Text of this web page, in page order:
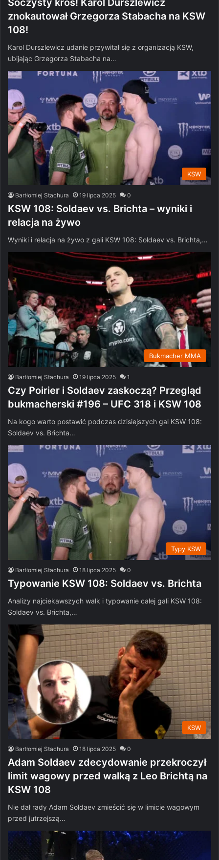
znokautował Grzegorza Stabacha na KSW
108!
Karol Durszlewicz udanie przywitał się z organizacją KSW,
ubijając Grzegorza Stabacha na…
KSW
Bartłomiej Stachura 19 lipca 2025 0
KSW 108: Soldaev vs. Brichta – wyniki i
relacja na żywo
Wyniki i relacja na żywo z gali KSW 108: Soldaev vs. Brichta,…
Bukmacher MMA
Bartłomiej Stachura 19 lipca 2025 1
Czy Poirier i Soldaev zaskoczą? Przegląd
bukmacherski #196 – UFC 318 i KSW 108
Na kogo warto postawić podczas dzisiejszych gal KSW 108:
Soldaev vs. Brichta…
Typy KSW
Bartłomiej Stachura 18 lipca 2025 0
Typowanie KSW 108: Soldaev vs. Brichta
Analizy najciekawszych walk i typowanie całej gali KSW 108:
Soldaev vs. Brichta,…
KSW
Bartłomiej Stachura 18 lipca 2025 0
Adam Soldaev zdecydowanie przekroczył
limit wagowy przed walką z Leo Brichtą na
KSW 108
Nie dał rady Adam Soldaev zmieścić się w limicie wagowym
przed jutrzejszą…